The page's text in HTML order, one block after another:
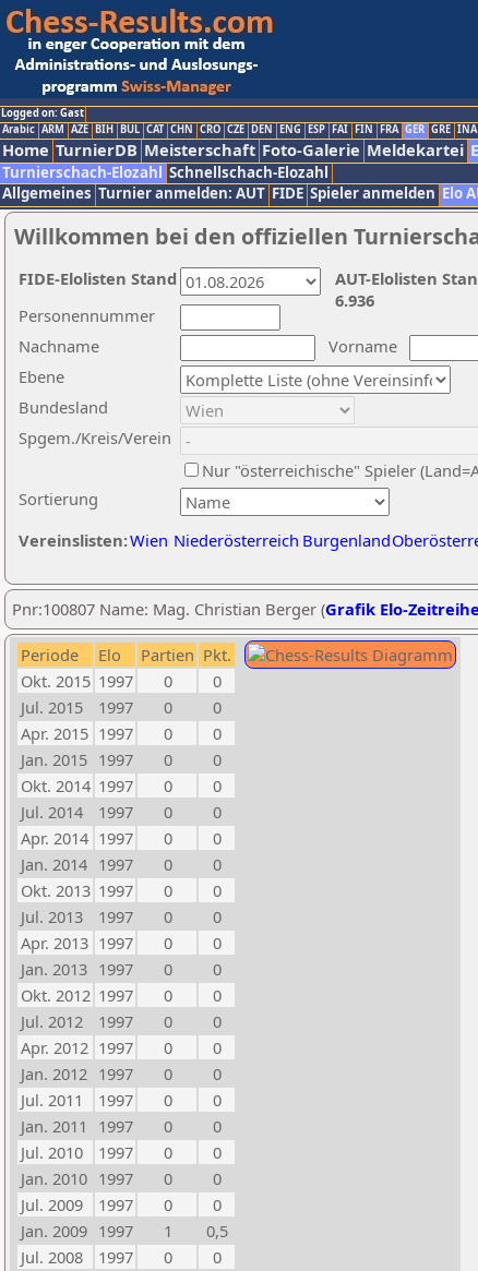
Logged on: Gast
Arabic ARM AZE BIH BUL CAT CHN CRO CZE DEN ENG ESP FAI FIN FRA GER GRE INA
Home TurnierDB Meisterschaft Foto-Galerie Meldekartei
Turnierschach-Elozahl Schnellschach-Elozahl
Allgemeines Turnier anmelden: AUT FIDE Spieler anmelden Elo
Willkommen bei den offiziellen
Nachname
Vorname
Ebene
Sortierung
Personennummer
Bundesland
Spgem./Kreis/Verein
Nur "österreichische" Spieler
Vereinslisten:Wien Niederösterreich Burgenland
AUT-Elolisten
6.936
FIDE-Elolisten Stand
Pnr:100807 Name: Mag. Christian Berger (Grafik Elo-Zeitreihe
Periode Elo Partien Pkt.
Okt. 2015 1997 0
0
Jul. 2015
1997 0
0
Apr. 2015 1997 0
0
Jan. 2015 1997 0
0
Okt. 2014 1997 0
0
Jul. 2014
1997 0
0
Apr. 2014 1997 0
0
Jan. 2014 1997 0
0
Okt. 2013 1997 0
0
Jul. 2013
1997 0
0
Apr. 2013 1997 0
0
Jan. 2013 1997 0
0
Okt. 2012 1997 0
0
Jul. 2012
1997 0
0
Apr. 2012 1997 0
0
Jan. 2012 1997 0
0
Jul. 2011
1997 0
0
Jan. 2011
1997 0
0
Jul. 2010
1997 0
0
Jan. 2010 1997 0
0
Jul. 2009
1997 0
0
Jan. 2009 1997 1
0,5
Jul. 2008
1997 0
0